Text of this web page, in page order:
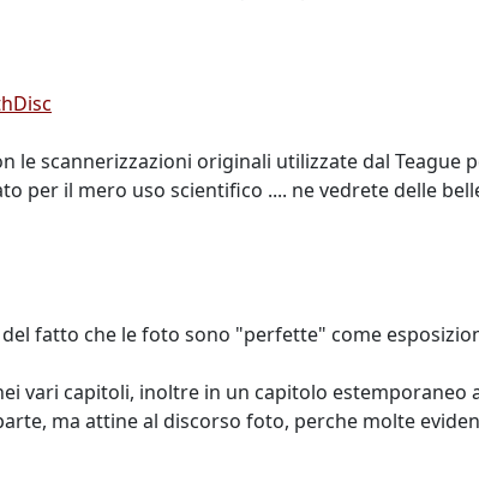
scannerizzazioni originali utilizzate dal Teague
per il mero uso scientifico .... ne vedrete delle
fatto che le foto sono "perfette" come
vari capitoli, inoltre in un capitolo estemporaneo
ma attine al discorso foto, perche molte